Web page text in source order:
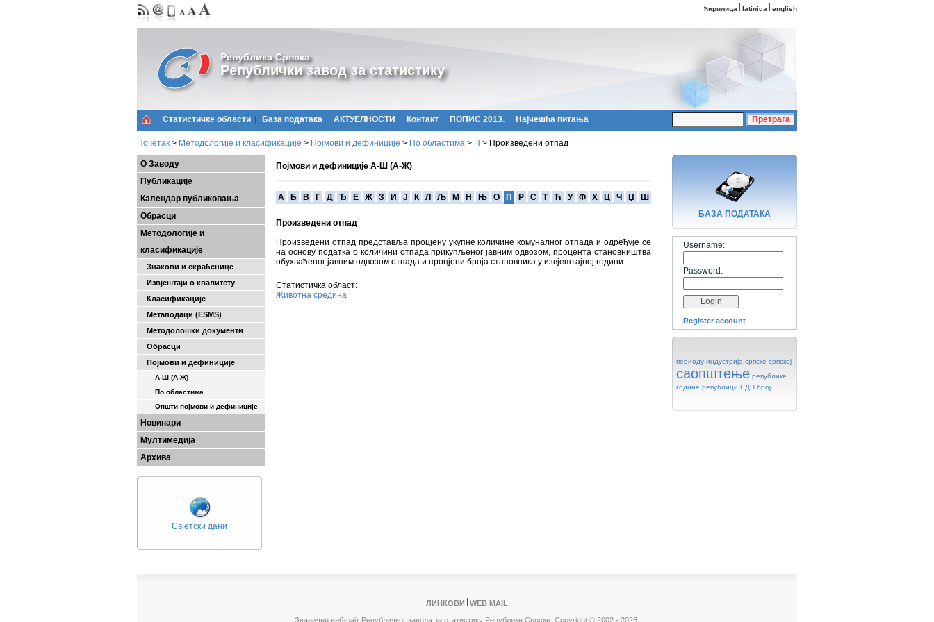
ћирилица latinica english
Република Српска
Републички завод за статистику
Статистичке области Базa података АКТУЕЛНОСТИ Контакт ПОПИС 2013. Најчешћa питања
Почетак > Методологије и класификације > Појмови и дефиниције > По областима > П > Произведени отпад
О Заводу
Публикације
Календар публиковања
Обрасци
Методологије и
класификације
Знакови и скраћенице
Извјештаји о квалитету
Класификације
Метаподаци (ESMS)
Методолошки документи
Обрасци
Појмови и дефиниције
А-Ш (A-Ж)
По областима
Општи појмови и дефиниције
Новинари
Мултимедија
Архива
Свјетски дани
Појмови и дефиниције А-Ш (А-Ж)
A Б В Г Д Ђ Е Ж З И Ј К Л Љ М Н Њ О П Р С Т Ћ У Ф Х Ц Ч Џ Ш
Произведени отпад
Произведени отпад представља процјену укупне количине комуналног отпада и одређује се
на основу податка о количини отпада прикупљеног јавним одвозом, процента становништва
обухваћеног јавним одвозом отпада и процјени броја становника у извјештајној години.
Статистичка област:
Животна средина
БАЗA ПОДАТАКА
Username:
Password:
Register account
периоду индустрија српске српској
саопштење републике
године републици БДП број
ЛИНКОВИ
WEB MAIL
Званични веб-сајт Републичког завода за статистику Републике Српске, Copyright © 2002 - 2026.